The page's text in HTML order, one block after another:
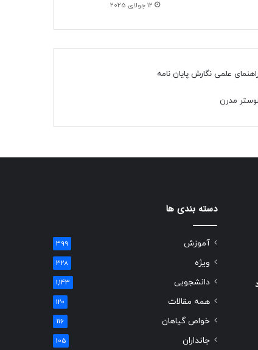
12 جولای 2025
راهنمای علمی نگارش پایان نامه
لوستر مدرن
دسته بندی ها
آموزش 399
ویژه 328
دانشجویی 1,143
همه مقالات 120
خواص گیاهان 116
جانداران 105